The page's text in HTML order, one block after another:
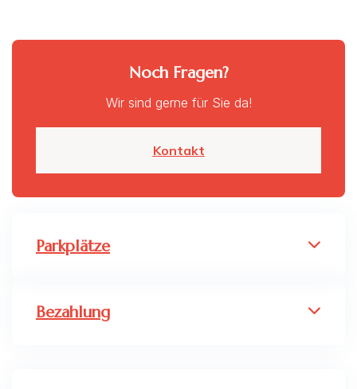
Bezahlung
Noch Fragen?
Wir sind gerne für Sie da!
Kontakt
Parkplätze